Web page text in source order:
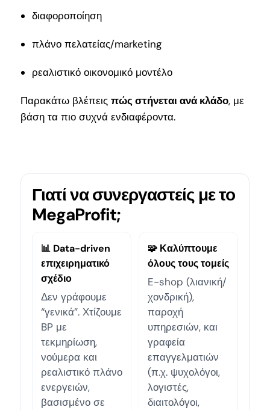
διαφοροποίηση
πλάνο πελατείας/marketing
ρεαλιστικό οικονομικό μοντέλο
Παρακάτω βλέπεις πώς στήνεται ανά κλάδο, με
βάση τα πιο συχνά ενδιαφέροντα.
Γιατί να συνεργαστείς με το
MegaProfit;
📊 Data-driven
επιχειρηματικό
σχέδιο
Δεν γράφουμε
“γενικά”. Χτίζουμε
BP με
τεκμηρίωση,
νούμερα και
ρεαλιστικό πλάνο
ενεργειών,
βασισμένο σε
🧩 Καλύπτουμε
όλους τους τομείς
E-shop (λιανική/
χονδρική),
παροχή
υπηρεσιών, και
γραφεία
επαγγελματιών
(π.χ. ψυχολόγοι,
λογιστές,
διαιτολόγοι,